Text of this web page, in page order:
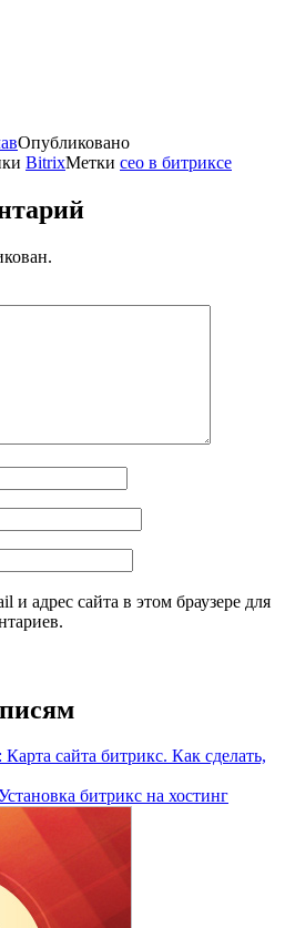
Опубликовано
BitrixМетки сео в битриксе
и адрес сайта в этом браузере для
Карта сайта битрикс. Как сделать,
битрикс на хостинг